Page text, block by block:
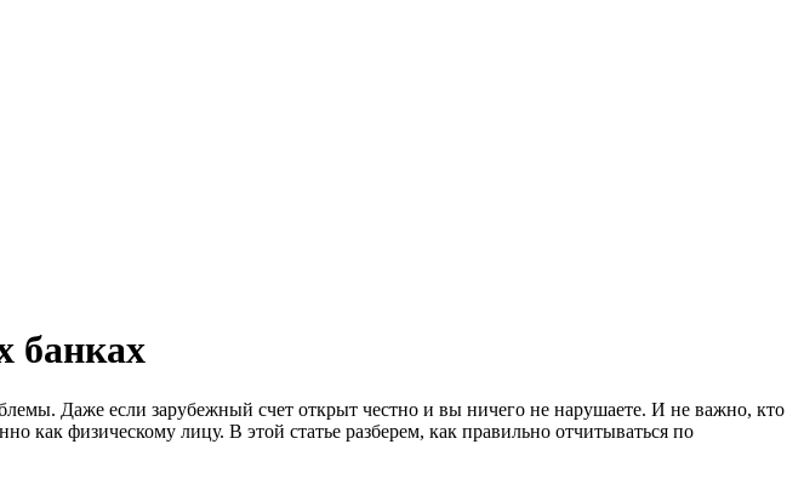
банках
Даже если зарубежный счет открыт честно и вы ничего не нарушаете. И не важно, кто
физическому лицу. В этой статье разберем, как правильно отчитываться по